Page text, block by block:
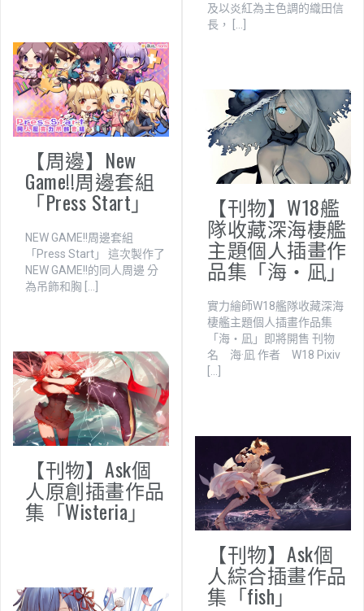
及以炎紅為主色調的織田信
長， […]
【周邊】New
Game!!周邊套組
「Press Start」
NEW GAME!!周邊套組
「Press Start」 這次製作了
NEW GAME!!的同人周邊 分
為吊飾和胸 […]
【刊物】W18艦
隊收藏深海棲艦
主題個人插畫作
品集「海・凪」
實力繪師W18艦隊收藏深海
棲艦主題個人插畫作品集
「海・凪」即將開售 刊物
名 海·凪 作者 W18 Pixiv
[…]
【刊物】Ask個
人原創插畫作品
集「Wisteria」
【刊物】Ask個
人綜合插畫作品
集「fish」